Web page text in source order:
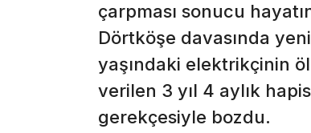
çarpması sonucu
Dörtköşe davasında
yaşındaki elektrikçinin
verilen 3 yıl 4 aylık hapis
gerekçesiyle bozdu.